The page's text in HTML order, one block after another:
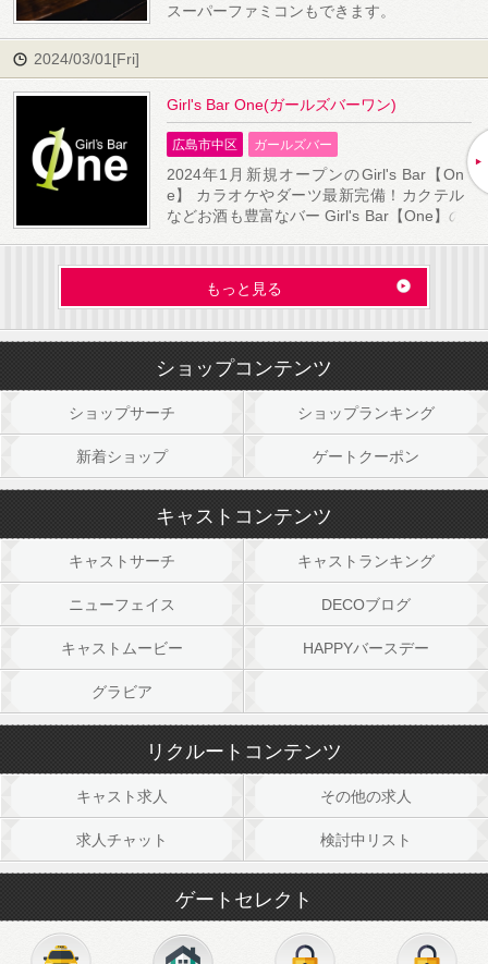
スーパーファミコンもできます。
2024/03/01[Fri]
Girl's Bar One(ガールズバーワン)
広島市中区 ガールズバー
2024年1月新規オープンのGirl's Bar【On
e】 カラオケやダーツ最新完備！カクテル
などお酒も豊富なバー Girl's Bar【One】の
合わせて楽しめるドリンクも豊富に取り揃
えております♪ 店内はゆったりとしたアッ
が心地よい空間を演出し、ゆったりとした
ひとときをお約束します。 カラオケやダー
ツなどのエンターテイメントも楽しめま
もっと見る
ショップコンテンツ
ショップサーチ ショップランキング
新着ショップ ゲートクーポン
キャストコンテンツ
キャストサーチ キャストランキング
ニューフェイス DECOブログ
キャストムービー HAPPYバースデー
グラビア
リクルートコンテンツ
キャスト求人 その他の求人
求人チャット 検討中リスト
ゲートセレクト